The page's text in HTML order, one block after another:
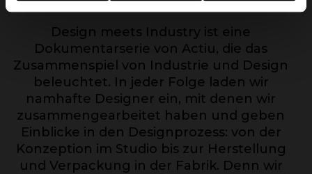
Design meets Industry ist eine
Dokumentarserie von Actiu, die das
Zusammenspiel von Industrie und Design
beleuchtet. In jeder Folge laden wir
namhafte Designer ein, mit denen wir
zusammengearbeitet haben und geben
Einblicke in den Designprozess: von der
Konzeption im Studio bis zur Herstellung
und Verpackung in der Fabrik. Denn wir